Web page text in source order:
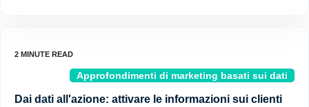
Approfondimenti di marketing basati sui dati
Dai dati all'azione: attivare le informazioni sui clienti